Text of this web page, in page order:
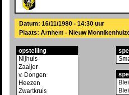
Datum: 16/11/1980 - 14:30 uur
Plaats: Arnhem - Nieuw
opstelling
Nijhuis
Zaaijer
v. Dongen
Heezen
Zwartkruis